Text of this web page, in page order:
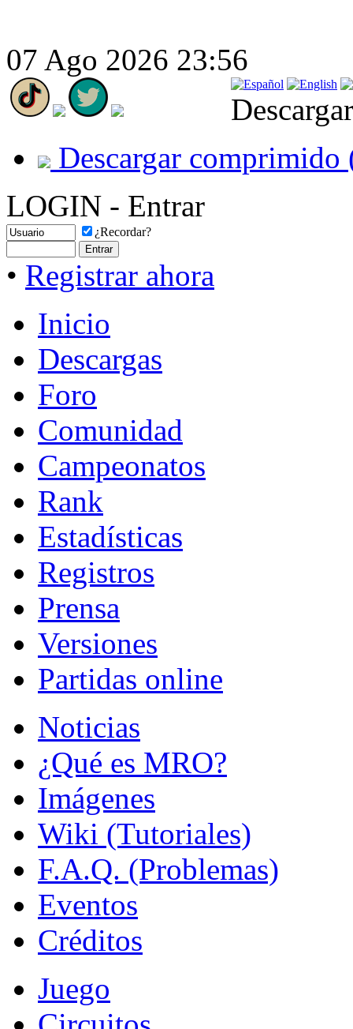
07 Ago 2026 23:56
Descargar comprimido
LOGIN - Entrar
¿Recordar?
• Registrar ahora
Inicio
Descargas
Foro
Comunidad
Campeonatos
Rank
Estadísticas
Registros
Prensa
Versiones
Partidas online
Noticias
¿Qué es MRO?
Imágenes
Wiki (Tutoriales)
F.A.Q. (Problemas)
Eventos
Créditos
Juego